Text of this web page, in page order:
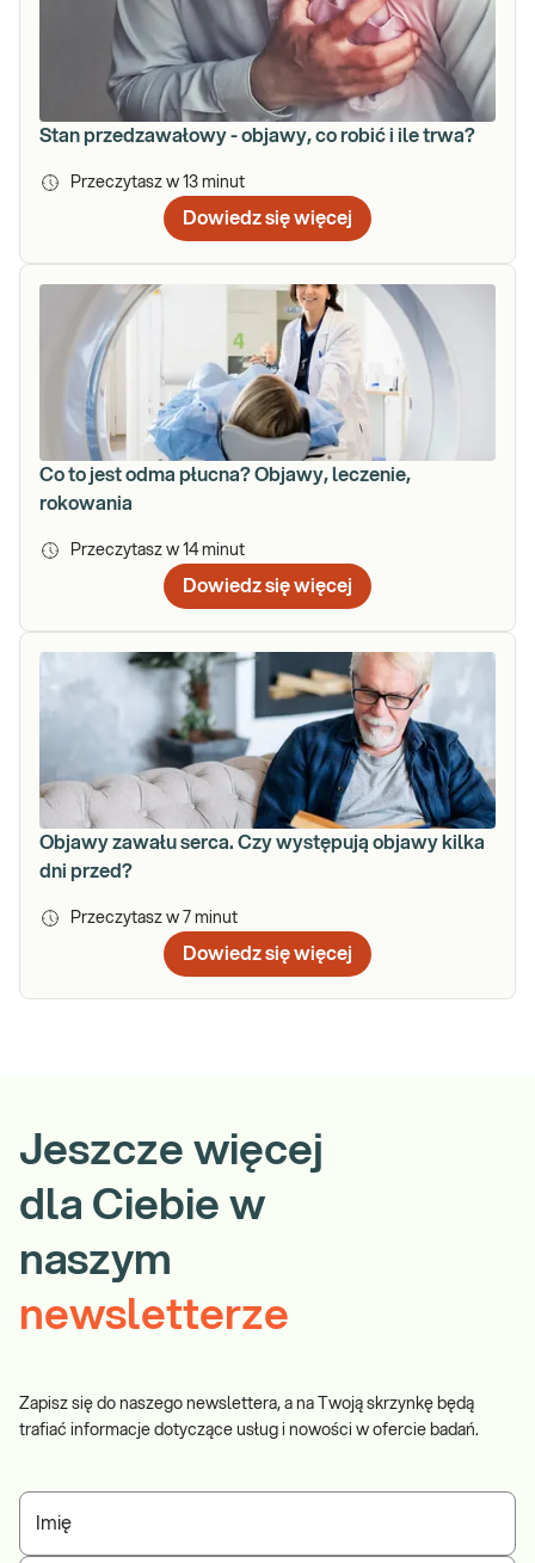
Stan przedzawałowy - objawy, co robić i ile trwa?
Przeczytasz w 13 minut
Dowiedz się więcej
Co to jest odma płucna? Objawy, leczenie,
rokowania
Przeczytasz w 14 minut
Dowiedz się więcej
Objawy zawału serca. Czy występują objawy kilka
dni przed?
Przeczytasz w 7 minut
Dowiedz się więcej
Jeszcze więcej
dla Ciebie w
naszym
newsletterze
Zapisz się do naszego newslettera, a na Twoją skrzynkę będą
trafiać informacje dotyczące usług i nowości w ofercie badań.
Imię